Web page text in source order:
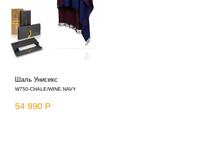
Шаль Унисекс
W750-CHALE/WINE.NAVY
54 990 Р